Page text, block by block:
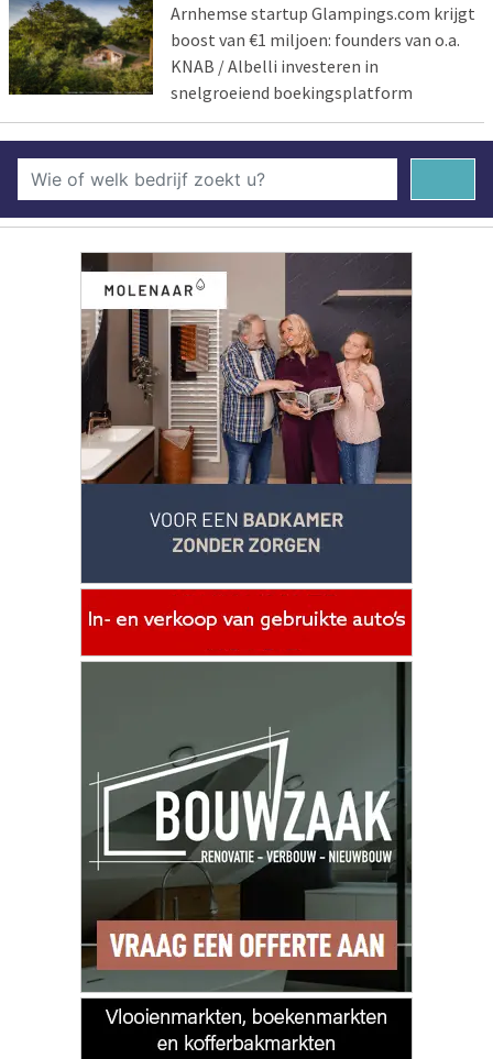
Arnhemse startup Glampings.com krijgt
boost van €1 miljoen: founders van o.a.
KNAB / Albelli investeren in
snelgroeiend boekingsplatform